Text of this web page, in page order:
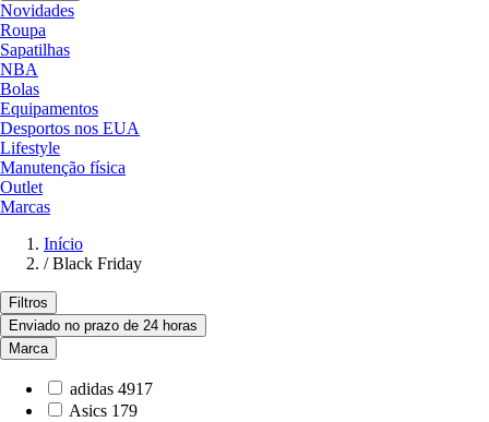
Novidades
Roupa
Sapatilhas
NBA
Bolas
Equipamentos
Desportos nos EUA
Lifestyle
Manutenção física
Outlet
Marcas
Início
/ Black Friday
Filtros
Enviado no prazo de 24 horas
Marca
adidas 4917
Asics 179